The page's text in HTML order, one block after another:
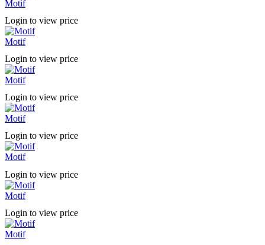
Motif
Login to view price
Motif
Login to view price
Motif
Login to view price
Motif
Login to view price
Motif
Login to view price
Motif
Login to view price
Motif